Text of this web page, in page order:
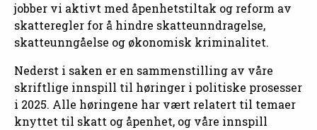
jobber vi aktivt med åpenhetstiltak og reform av
skatteregler for å hindre skatteunndragelse,
skatteunngåelse og økonomisk kriminalitet.
Nederst i saken er en sammenstilling av våre
skriftlige innspill til høringer i politiske prosesser
i 2025. Alle høringene har vært relatert til temaer
knyttet til skatt og åpenhet, og våre innspill